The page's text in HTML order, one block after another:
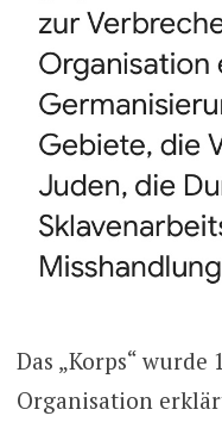
Das „Korps“
Organisation